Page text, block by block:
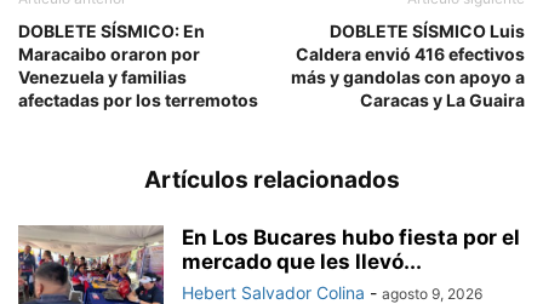
DOBLETE SÍSMICO: En
Maracaibo oraron por
Venezuela y familias
afectadas por los terremotos
DOBLETE SÍSMICO Luis
Caldera envió 416 efectivos
más y gandolas con apoyo a
Caracas y La Guaira
Artículos relacionados
En Los Bucares hubo fiesta por el
mercado que les llevó...
Hebert Salvador Colina - agosto 9, 2026